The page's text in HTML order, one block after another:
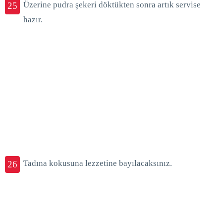
25
Üzerine pudra şekeri döktükten sonra artık servise
hazır.
26 Tadına kokusuna lezzetine bayılacaksınız.